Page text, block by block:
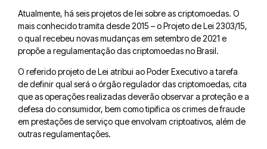
Atualmente, há seis projetos de lei sobre as criptomoedas. O
mais conhecido tramita desde 2015 – o Projeto de Lei 2303/15,
o qual recebeu novas mudanças em setembro de 2021 e
propõe a regulamentação das criptomoedas no Brasil.
O referido projeto de Lei atribui ao Poder Executivo a tarefa
de definir qual será o órgão regulador das criptomoedas, cita
que as operações realizadas deverão observar a proteção e a
defesa do consumidor, bem como tipifica os crimes de fraude
em prestações de serviço que envolvam criptoativos, além de
outras regulamentações.